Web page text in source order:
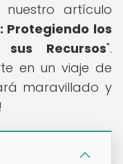
nuestro artículo
Protegiendo los
Recursos".
en un viaje de
maravillado y